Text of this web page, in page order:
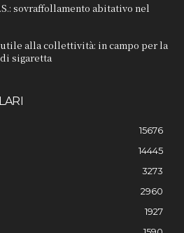
sovraffollamento abitativo nel
alla collettività: in campo per la
sigaretta
15676
14445
3273
2960
1927